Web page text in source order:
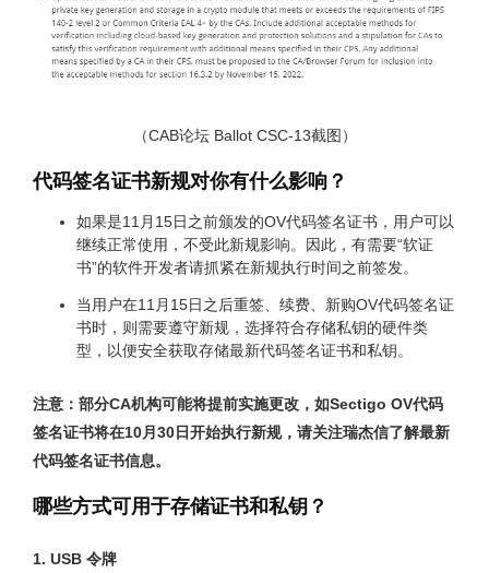
（CAB论坛Ballot CSC-13截图）
代码签名证书新规对你有什么影响？
如果是11月15日之前颁发的OV代码签名证书，用户可以
继续正常使用，不受此新规影响。因此，有需要“软证
书”的软件开发者请抓紧在新规执行时间之前签发。
当用户在11月15日之后重签、续费、新购OV代码签名证
书时，则需要遵守新规，选择符合存储私钥的硬件类
型，以便安全获取存储最新代码签名证书和私钥。
注意：部分CA机构可能将提前实施更改，如Sectigo OV代码
签名证书将在10月30日开始执行新规，请关注瑞杰信了解最新
代码签名证书信息。
哪些方式可用于存储证书和私钥？
1. USB 令牌